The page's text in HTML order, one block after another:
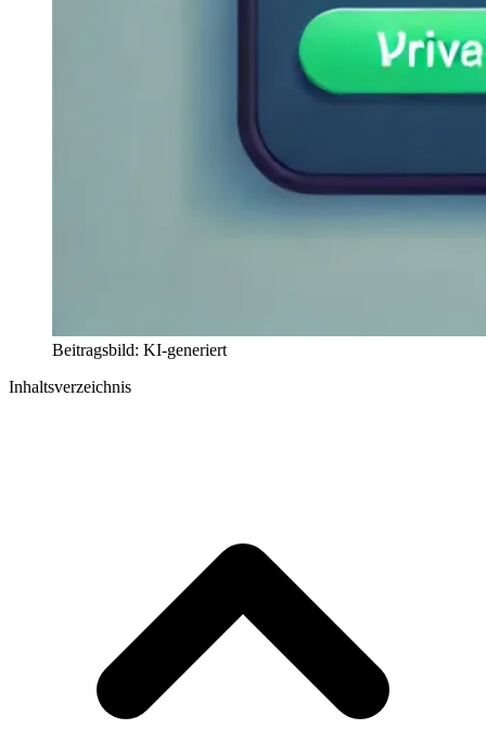
Beitragsbild: KI-generiert
Inhaltsverzeichnis